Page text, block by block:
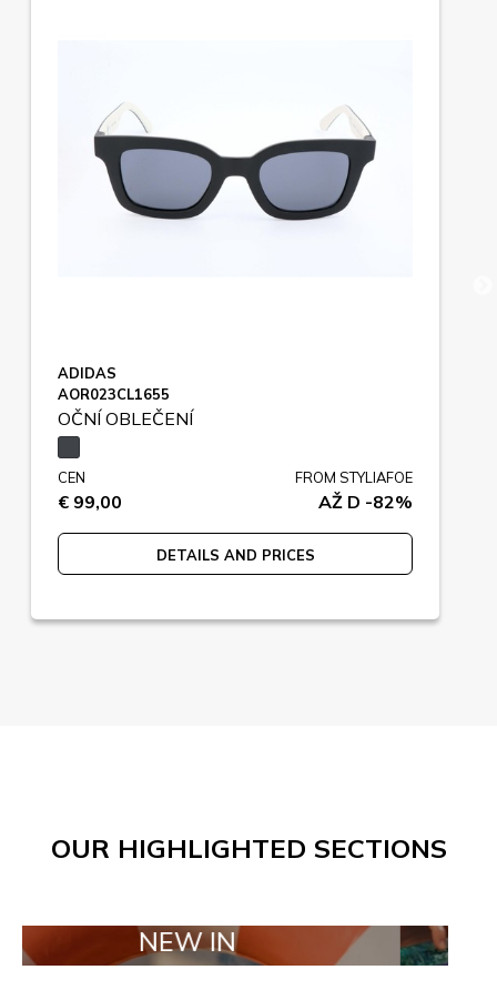
ADIDAS
AOR023CL1655
OČNÍ OBLEČENÍ
CEN
€ 99,00
FROM STYLIAFOE
AŽ D -82%
DETAILS AND PRICES
OUR HIGHLIGHTED SECTIONS
NEW IN TAILOR